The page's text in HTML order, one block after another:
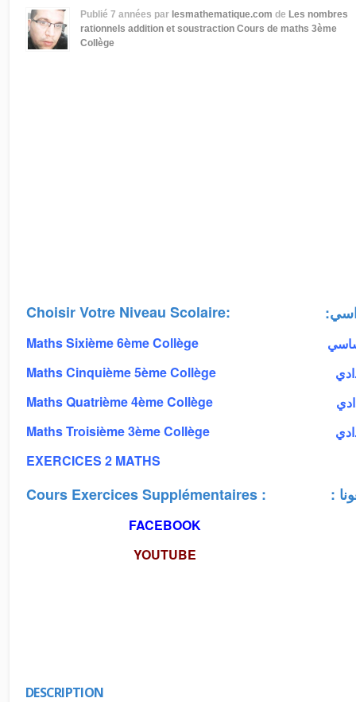
Publié 7 années par lesmathematique.com de Les nombres
rationnels addition et soustraction Cours de maths 3ème
Collège
Choisir Votre Niveau Scolaire:
Maths Sixième 6ème Collège
Maths Cinquième 5ème Collège
Maths Quatrième 4ème Collège
Maths Troisième 3ème Collège
EXERCICES 2 MATHS
Cours Exercices Supplémentaires :
FACEBOOK
YOUTUBE
DESCRIPTION